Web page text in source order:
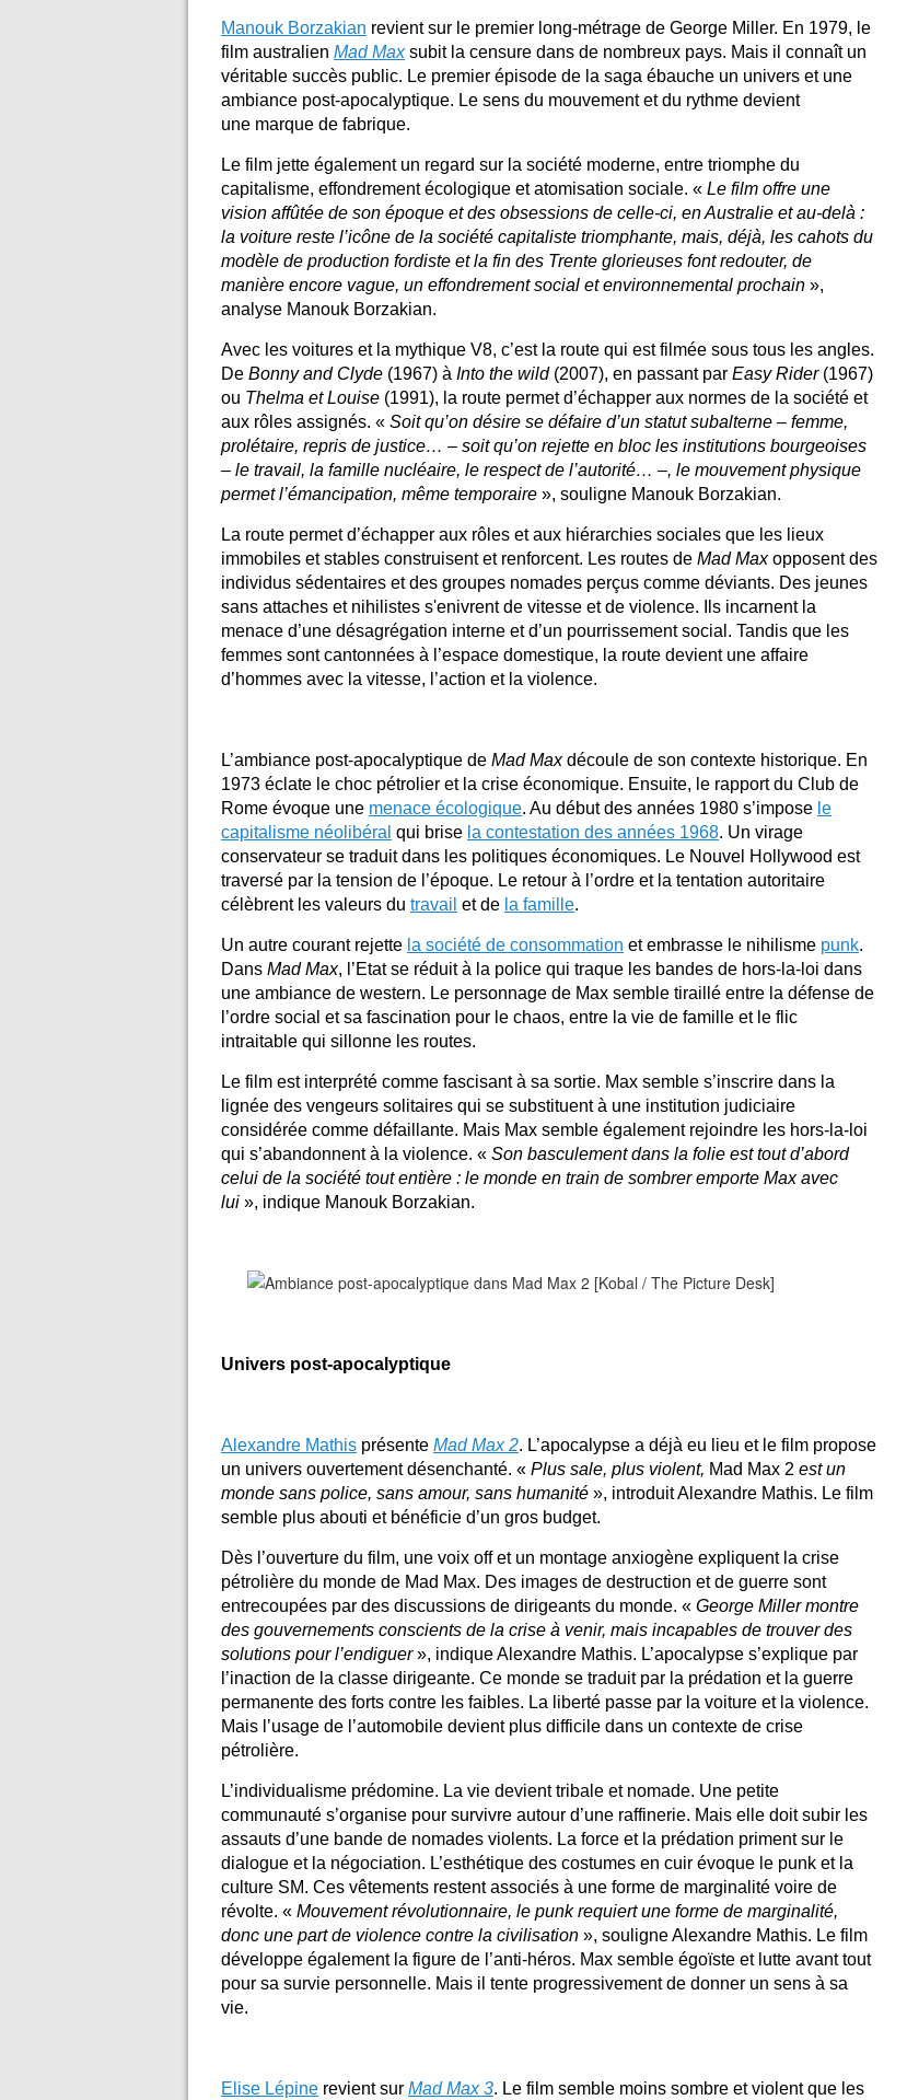
Manouk Borzakian revient sur le premier long-métrage de George Miller. En 1979, le
film australien Mad Maxsubit la censure dans de nombreux pays. Mais il connaît un
véritable succès public. Le premier épisode de la saga ébauche un univers et une
ambiance post-apocalyptique. Le sens du mouvement et du rythme devient
une marque de fabrique.
Le film jette également un regard sur la société moderne, entre triomphe du
capitalisme, effondrement écologique et atomisation sociale. « Le film offre une
vision affûtée de son époque et des obsessions de celle-ci, en Australie et au-delà :
la voiture reste l’icône de la société capitaliste triomphante, mais, déjà, les cahots du
modèle de production fordiste et la fin des Trente glorieuses font redouter, de
manière encore vague, un effondrement social et environnemental prochain »,
analyse Manouk Borzakian.
Avec les voitures et la mythique V8, c’est la route qui est filmée sous tous les angles.
De Bonny and Clyde (1967) à Into the wild(2007), en passant par Easy Rider (1967)
ou Thelma et Louise (1991), la route permet d’échapper aux normes de la société et
aux rôles assignés. « Soit qu’on désire se défaire d’un statut subalterne – femme,
prolétaire, repris de justice… – soit qu’on rejette en bloc les institutions bourgeoises
– le travail, la famille nucléaire, le respect de l’autorité… –, le mouvement physique
permet l’émancipation, même temporaire », souligne Manouk Borzakian.
La route permet d’échapper aux rôles et aux hiérarchies sociales que les lieux
immobiles et stables construisent et renforcent. Les routes de Mad Maxopposent des
individus sédentaires et des groupes nomades perçus comme déviants. Des jeunes
sans attaches et nihilistes s'enivrent de vitesse et de violence. Ils incarnent la
menace d’une désagrégation interne et d’un pourrissement social. Tandis que les
femmes sont cantonnées à l’espace domestique, la route devient une affaire
d’hommes avec la vitesse, l’action et la violence.
L’ambiance post-apocalyptique de Mad Maxdécoule de son contexte historique. En
1973 éclate le choc pétrolier et la crise économique. Ensuite, le rapport du Club de
Rome évoque une menace écologique. Au début des années 1980 s’impose le
capitalisme néolibéral qui brise la contestation des années 1968. Un virage
conservateur se traduit dans les politiques économiques. Le Nouvel Hollywood est
traversé par la tension de l’époque. Le retour à l’ordre et la tentation autoritaire
célèbrent les valeurs du travail et de la famille.
Un autre courant rejette la société de consommation et embrasse le nihilisme punk.
Dans Mad Max, l’Etat se réduit à la police qui traque les bandes de hors-la-loi dans
une ambiance de western. Le personnage de Max semble tiraillé entre la défense de
l’ordre social et sa fascination pour le chaos, entre la vie de famille et le flic
intraitable qui sillonne les routes.
Le film est interprété comme fascisant à sa sortie. Max semble s’inscrire dans la
lignée des vengeurs solitaires qui se substituent à une institution judiciaire
considérée comme défaillante. Mais Max semble également rejoindre les hors-la-loi
qui s’abandonnent à la violence. « Son basculement dans la folie est tout d’abord
celui de la société tout entière : le monde en train de sombrer emporte Max avec
lui », indique Manouk Borzakian.
Univers post-apocalyptique
Alexandre Mathis présente Mad Max 2. L’apocalypse a déjà eu lieu et le film propose
un univers ouvertement désenchanté. « Plus sale, plus violent, Mad Max 2 est un
monde sans police, sans amour, sans humanité », introduit Alexandre Mathis. Le film
semble plus abouti et bénéficie d’un gros budget.
Dès l’ouverture du film, une voix off et un montage anxiogène expliquent la crise
pétrolière du monde de Mad Max. Des images de destruction et de guerre sont
entrecoupées par des discussions de dirigeants du monde. « George Miller montre
des gouvernements conscients de la crise à venir, mais incapables de trouver des
solutions pour l’endiguer», indique Alexandre Mathis. L’apocalypse s’explique par
l’inaction de la classe dirigeante. Ce monde se traduit par la prédation et la guerre
permanente des forts contre les faibles. La liberté passe par la voiture et la violence.
Mais l’usage de l’automobile devient plus difficile dans un contexte de crise
pétrolière.
L’individualisme prédomine. La vie devient tribale et nomade. Une petite
communauté s’organise pour survivre autour d’une raffinerie. Mais elle doit subir les
assauts d’une bande de nomades violents. La force et la prédation priment sur le
dialogue et la négociation. L’esthétique des costumes en cuir évoque le punk et la
culture SM. Ces vêtements restent associés à une forme de marginalité voire de
révolte. « Mouvement révolutionnaire, le punk requiert une forme de marginalité,
donc une part de violence contre la civilisation », souligne Alexandre Mathis. Le film
développe également la figure de l’anti-héros. Max semble égoïste et lutte avant tout
pour sa survie personnelle. Mais il tente progressivement de donner un sens à sa
vie.
Elise Lépine revient sur Mad Max 3. Le film semble moins sombre et violent que les